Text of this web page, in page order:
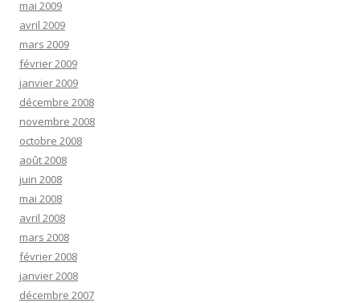
mai 2009
avril 2009
mars 2009
février 2009
janvier 2009
décembre 2008
novembre 2008
octobre 2008
août 2008
juin 2008
mai 2008
avril 2008
mars 2008
février 2008
janvier 2008
décembre 2007